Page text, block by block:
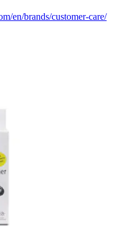
en/brands/customer-care/